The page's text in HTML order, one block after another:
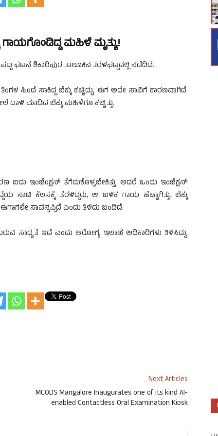
ಗಾಯಗೊಂಡಿದ್ದ ಮಹಿಳೆ ಮೃತ್ಯು!
ಘಟನೆ ಶಿಕಾರಿಪುರ ತಾಲೂಕಿನ ತರಳಘಟ್ಟದಲ್ಲಿ ನಡೆದಿದೆ.
ಹಿಂದೆ ಸಾಕಿದ್ದ ಬೆಕ್ಕು ಕಚ್ಚಿದ್ದು, ಈಗ ಅದೇ ಸಾವಿಗೆ ಕಾರಣವಾಗಿದೆ.
ಮಾಡಿದ ಬೆಕ್ಕು ಮಹಿಳೆಗೂ ಕಚ್ಚಿತ್ತು.
ಇಂಜೆಂಕ್ಷನ್ ತೆಗೆದುಕೊಳ್ಳಬೇಕಿತ್ತು, ಆದರೆ ಒಂದು ಇಂಜೆಕ್ಷನ್
ನಾಟಿ ಕೆಲಸಕ್ಕೆ ತೆರಳಿದ್ದರು, ಆ ಬಳಿಕ ಗಾಯ ಹೆಚ್ಚಾಗಿತ್ತು. ಬೆಕ್ಕು
ಸಾವನ್ನಪ್ಪಿದೆ ಎಂದು ತಿಳಿದು ಬಂದಿದೆ.
ಸಾಧ್ಯತೆ ಇದೆ ಎಂದು ಆರೋಗ್ಯ ಇಲಾಖೆ ಅಧಿಕಾರಿಗಳು ತಿಳಿಸಿದ್ದು,
Next Articles
MCODS Mangalore Inaugurates one of its kind AI-
enabled Contactless Oral Examination Kiosk